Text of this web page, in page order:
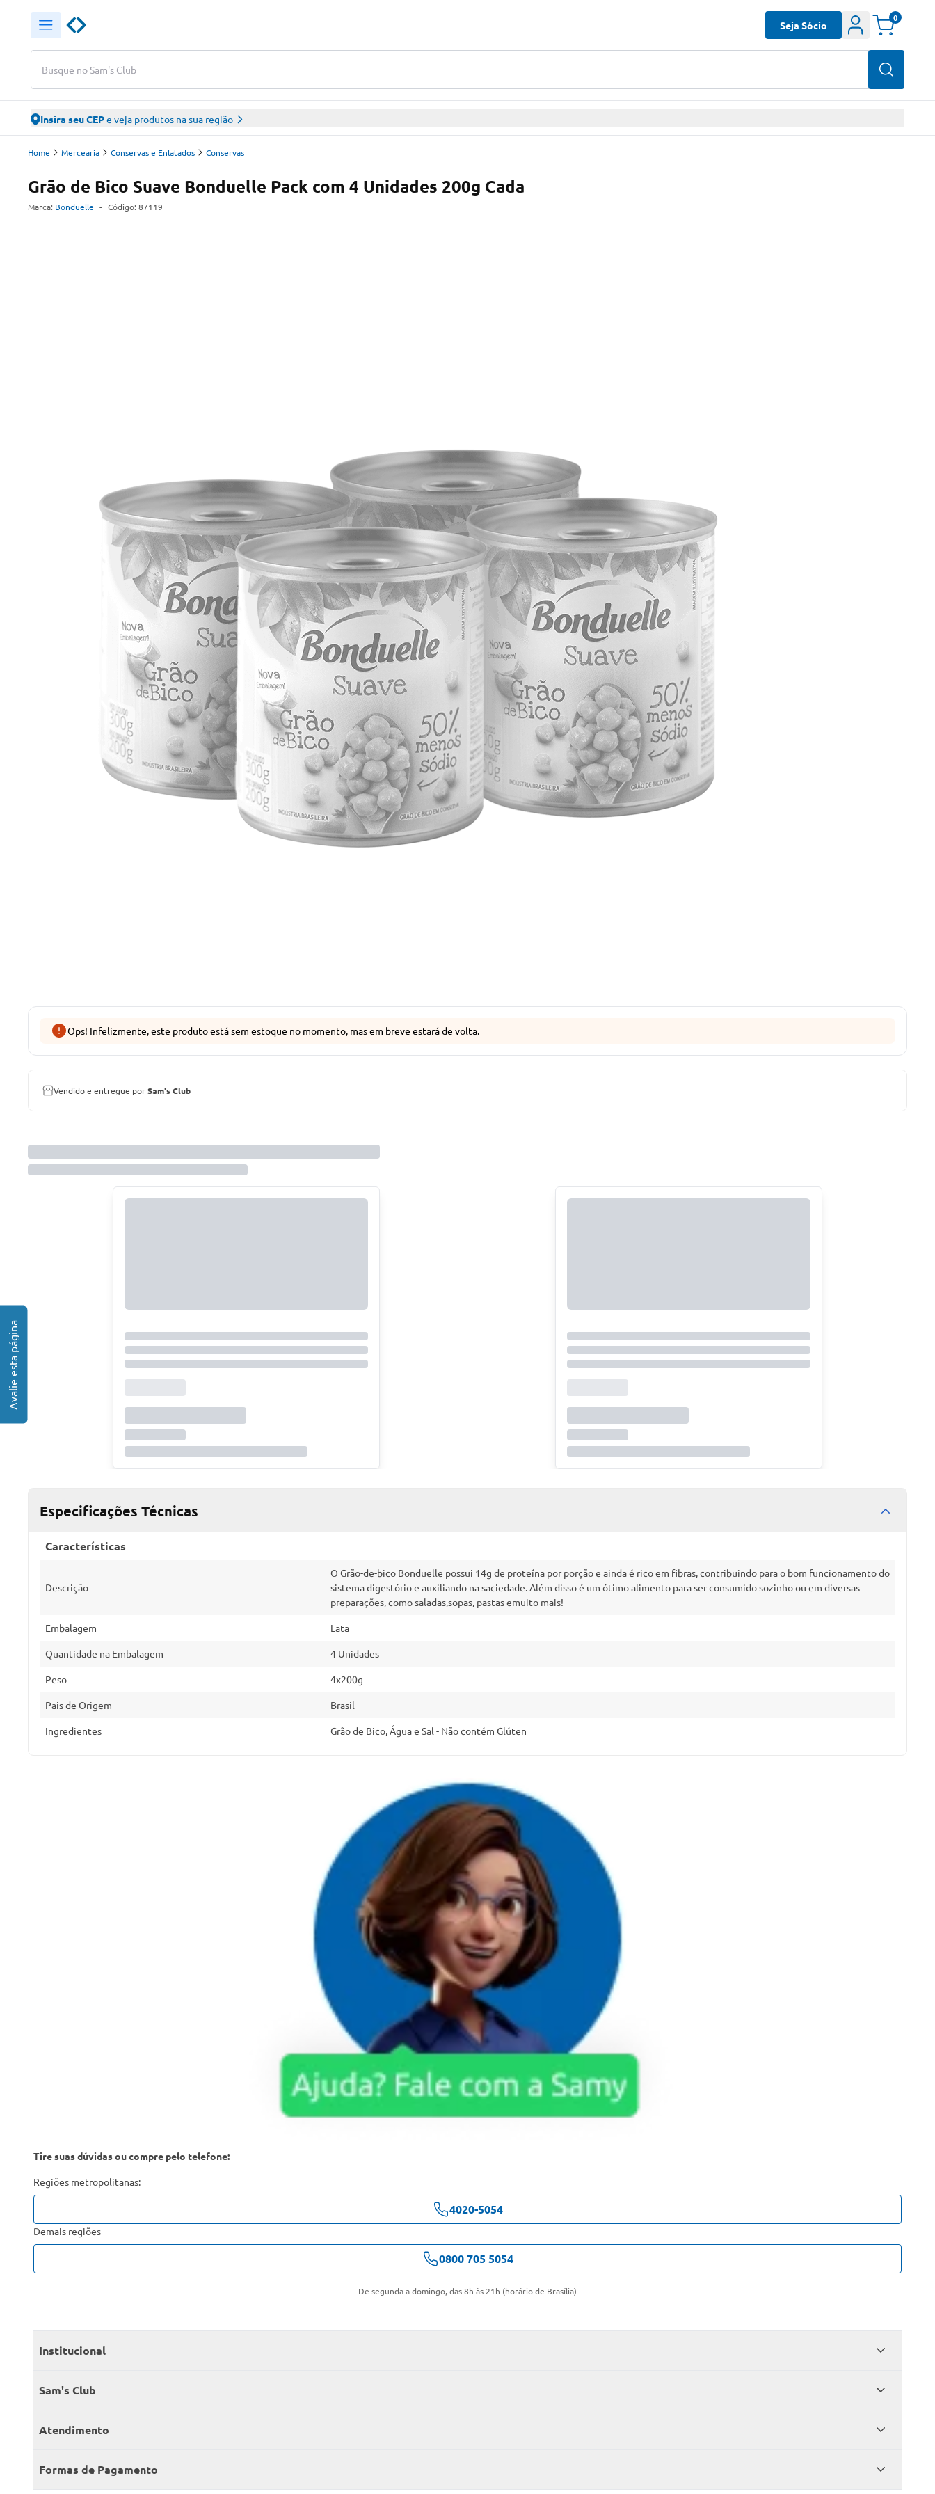
Busque no Sam's Club
Seja Sócio
0
Insira seu CEPe veja produtos na sua região
Home Mercearia Conservas e Enlatados Conservas
Grão de Bico Suave Bonduelle Pack com 4 Unidades 200g Cada
Marca: Bonduelle - Código: 87119
Ops! Infelizmente, este produto está sem estoque no momento, mas em breve estará de volta.
Vendido e entregue porSam's Club
Especificações Técnicas
Características
Descrição
O Grão-de-bico Bonduelle possui 14g de proteína por porção e ainda é rico em fibras, contribuindo para o bom funcionamento do
sistema digestório e auxiliando na saciedade. Além disso é um ótimo alimento para ser consumido sozinho ou em diversas
preparações, como saladas,sopas, pastas emuito mais!
Embalagem Lata
Quantidade na Embalagem 4 Unidades
Peso 4x200g
Pais de Origem Brasil
Ingredientes Grão de Bico, Água e Sal - Não contém Glúten
Tire suas dúvidas ou compre pelo telefone:
Regiões metropolitanas:
4020-5054
Demais regiões
0800 705 5054
De segunda a domingo, das 8h às 21h (horário de Brasília)
Institucional
Quem somos
Encontre um Clube
Sam's Club
Seja sócio
Member’s Mark
Atendimento
Fale conosco
Atendimento em libras
Formas de Pagamento